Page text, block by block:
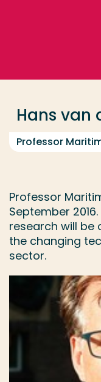
Hans van
Professor
Professor
September
research will be
the changing
sector.
Study
Contact